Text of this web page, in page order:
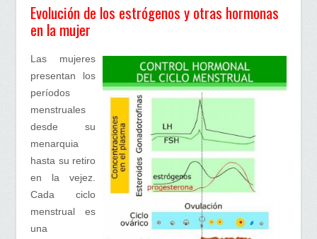
Evolución de los estrógenos y otras hormonas
en la mujer
Las mujeres
presentan los
períodos
menstruales
desde su
menarquia
hasta su retiro
en la vejez.
Cada ciclo
menstrual es
una